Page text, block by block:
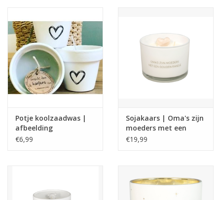
Potje koolzaadwas |
afbeelding
€6,99
Sojakaars | Oma's zijn
moeders met een
gouden randje | fresh
€19,99